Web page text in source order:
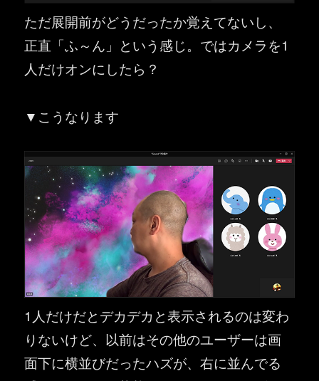
ただ展開前がどうだったか覚えてないし、
正直「ふ～ん」という感じ。ではカメラを1
人だけオンにしたら？
▼こうなります
1人だけだとデカデカと表示されるのは変わ
りないけど、以前はその他のユーザーは画
面下に横並びだったハズが、右に並んでる